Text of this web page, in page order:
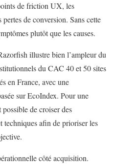
de friction UX, les
de conversion. Sans cette
plutôt que les causes.
illustre bien l’ampleur du
du CAC 40 et 50 sites
en France, avec une
sur EcoIndex. Pour une
de croiser des
techniques afin de prioriser les
côté acquisition.